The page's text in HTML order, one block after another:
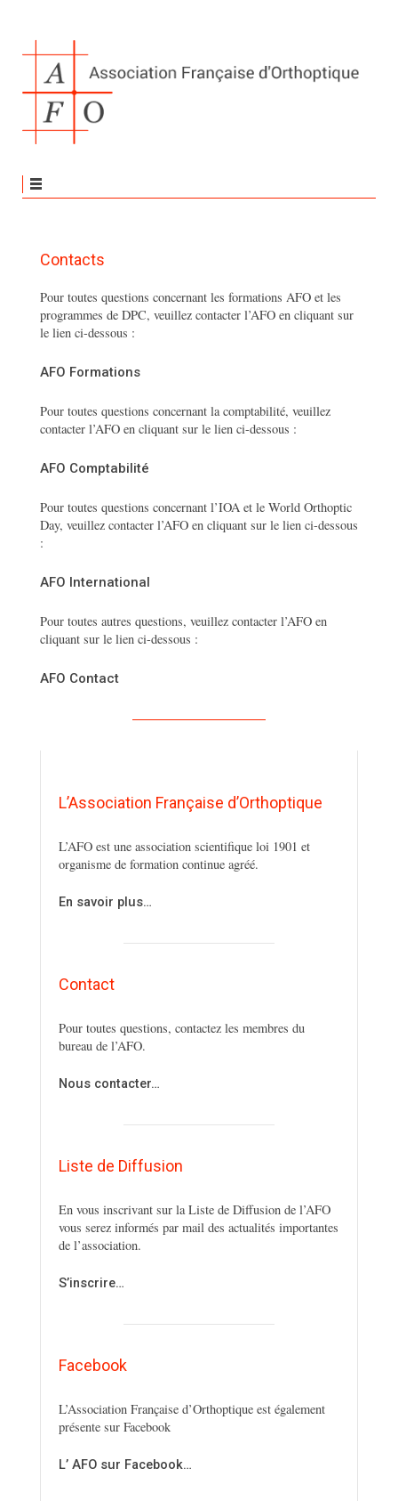
Contacts
Pour toutes questions concernant les formations AFO et les
programmes de DPC, veuillez contacter l’AFO en cliquant sur
le lien ci-dessous :
AFO Formations
Pour toutes questions concernant la comptabilité, veuillez
contacter l’AFO en cliquant sur le lien ci-dessous :
AFO Comptabilité
Pour toutes questions concernant l’IOA et le World Orthoptic
Day, veuillez contacter l’AFO en cliquant sur le lien ci-dessous
:
AFO International
Pour toutes autres questions, veuillez contacter l’AFO en
cliquant sur le lien ci-dessous :
AFO Contact
L’Association Française d’Orthoptique
L’AFO est une association scientifique loi 1901 et
organisme de formation continue agréé.
En savoir plus…
Contact
Pour toutes questions, contactez les membres du
bureau de l’AFO.
Nous contacter…
Liste de Diffusion
En vous inscrivant sur la Liste de Diffusion de l’AFO
vous serez informés par mail des actualités importantes
de l’association.
S’inscrire…
Facebook
L’Association Française d’Orthoptique est également
présente sur Facebook
L’ AFO sur Facebook…